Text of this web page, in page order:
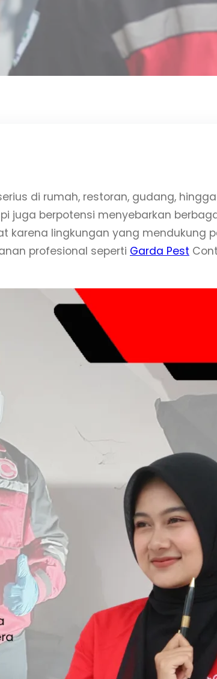
di rumah, restoran, gudang,
juga berpotensi menyebarkan
lingkungan yang mendukung
profesional seperti Garda Pest